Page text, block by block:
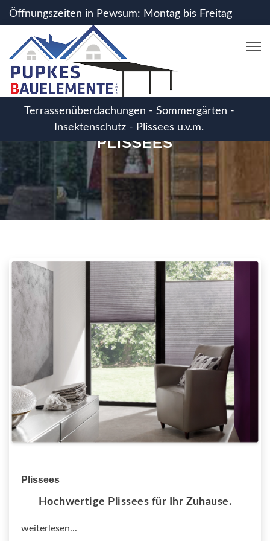
Öffnungszeiten in Pewsum: Montag bis Freitag
von 07:30 - 16:15 Uhr - Bitte vereinbaren Sie
einen Termin!
Terrassenüberdachungen - Sommergärten -
Insektenschutz - Plissees u.v.m.
PLISSEES
Plissees
Hochwertige Plissees für Ihr Zuhause.
weiterlesen...